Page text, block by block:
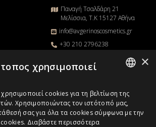
Παναγή Τσαλδάρη 21
Μελίσσια, Τ.Κ 15127 Αθήνα
info@avgerinoscosmetics.gr
+30 210 2796238
9π.μ. – 5μ.μ
παραγγελίας
ENGLISH
×
χρησιμοποιεί
cookies για τη βελτίωση της
Χρησιμοποιώντας τον ιστότοπό μας,
σας για όλα τα cookies σύμφωνα με την
cookies. Διαβάστε περισσότερα